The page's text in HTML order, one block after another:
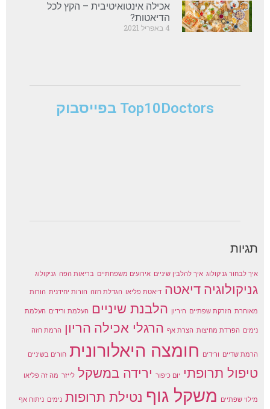
אכילה אינטואיטיבית – הקץ לכל
הדיאטות?
4 באפריל 2021
Top10Doctors בפייסבוק
תגיות
איך לבחור גניקולוג איך להלבין שיניים אירועים משפחתיים בריאות הפה גניקולוג
גניקולוגיה דיאטה דיאטת פליאו הגדלת חזה הורות יחידנית הורות
מאוחרת הזרקת שפתיים היריון הלבנת שיניים העלמת ורידים העלמת
נימים הפרדת מחיצות הצרת אף הרגלי אכילה הריון הרמת חזה
הרמת שדיים ורידים חומצה היאלורונית חורים בשיניים
טיפול תרופתי יום כיפור ירידה במשקל לייזר מה זה פליאו
מילוי שפתיים משקל גוף נטילת תרופות נימים ניתוח אף